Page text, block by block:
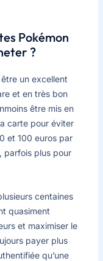
Pokémon
?
un excellent
et en très bon
être mis en
carte pour éviter
et 100 euros par
parfois plus pour
centaines
quasiment
et maximiser le
payer plus
qu’une